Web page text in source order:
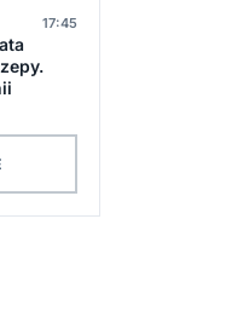
17:45